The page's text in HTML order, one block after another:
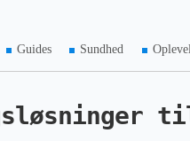
Guides Sundhed